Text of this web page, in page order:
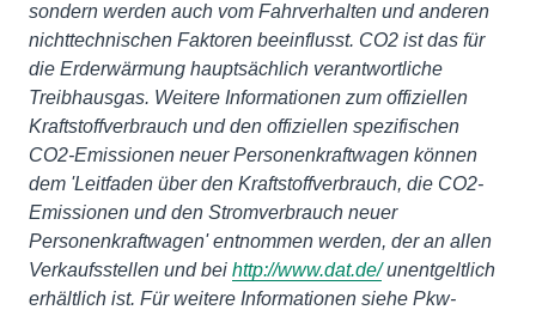
sondern werden auch vom Fahrverhalten und anderen
nichttechnischen Faktoren beeinflusst. CO2 ist das für
die Erderwärmung hauptsächlich verantwortliche
Treibhausgas. Weitere Informationen zum offiziellen
Kraftstoffverbrauch und den offiziellen spezifischen
CO2-Emissionen neuer Personenkraftwagen können
dem 'Leitfaden über den Kraftstoffverbrauch, die CO2-
Emissionen und den Stromverbrauch neuer
Personenkraftwagen' entnommen werden, der an allen
Verkaufsstellen und bei http://www.dat.de/unentgeltlich
erhältlich ist. Für weitere Informationen siehe Pkw-